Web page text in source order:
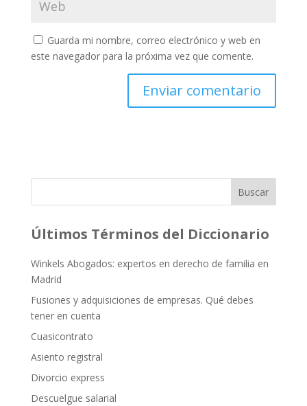
Guarda mi nombre, correo electrónico y web en
este navegador para la próxima vez que comente.
Buscar
Últimos Términos del Diccionario
Winkels Abogados: expertos en derecho de familia en
Madrid
Fusiones y adquisiciones de empresas. Qué debes
tener en cuenta
Cuasicontrato
Asiento registral
Divorcio express
Descuelgue salarial